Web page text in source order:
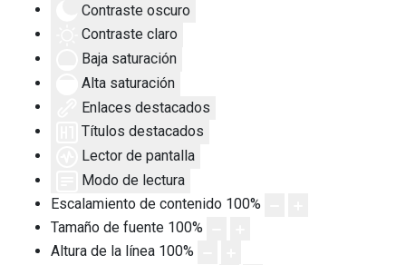
Contraste oscuro
Contraste claro
Baja saturación
Alta saturación
Enlaces destacados
Títulos destacados
Lector de pantalla
Modo de lectura
Escalamiento de contenido 100%
Tamaño de fuente 100%
Altura de la línea 100%